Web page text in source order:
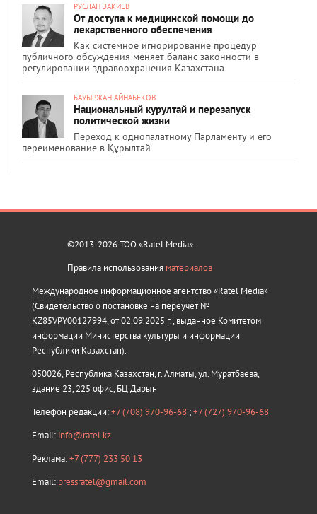
РУСЛАН ЗАКИЕВ
От доступа к медицинской помощи до
лекарственного обеспечения
Как системное игнорирование процедур
публичного обсуждения меняет баланс законности в
регулировании здравоохранения Казахстана
БАУЫРЖАН АЙНАБЕКОВ
Национальный курултай и перезапуск
политической жизни
Переход к однопалатному Парламенту и его
переименование в Құрылтай
©2013-2026 ТОО «Ratel Media»
Правила использования материалов
Международное информационное агентство «Ratel Media»
(Свидетельство о постановке на переучёт №
KZ85VPY00127994, от 02.09.2025 г., выданное Комитетом
информации Министерства культуры и информации
Республики Казахстан).
050026, Республика Казахстан, г. Алматы, ул. Муратбаева,
здание 23, 225 офис, БЦ Дарын
Телефон редакции:+7 (708) 970-96-68 ;+7 (727) 970-96-68
Email: info@ratel.kz
Реклама:+7 (777) 233 50 13
Email: pressratel@gmail.com